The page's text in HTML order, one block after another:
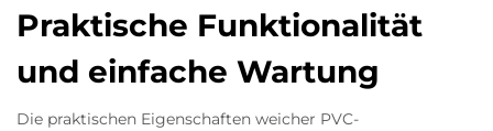
Praktische Funktionalität
und einfache Wartung
Die praktischen Eigenschaften weicher PVC-